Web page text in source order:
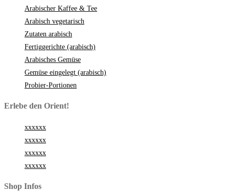
Arabischer Kaffee & Tee
Arabisch vegetarisch
Zutaten arabisch
Fertiggerichte (arabisch)
Arabisches Gemüse
Gemüse eingelegt (arabisch)
Probier-Portionen
Erlebe den Orient!
xxxxxx
xxxxxx
xxxxxx
xxxxxx
Shop Infos